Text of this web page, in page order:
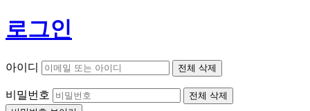
로그인
아이디 전체 삭제
비밀번호
전체 삭제